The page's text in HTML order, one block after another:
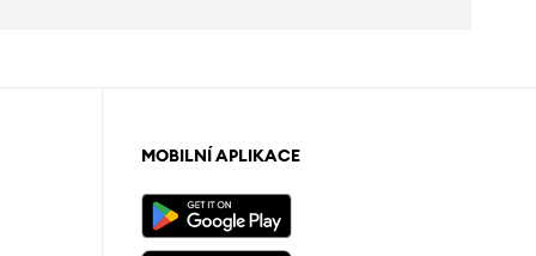
MOBILNÍ APLIKACE